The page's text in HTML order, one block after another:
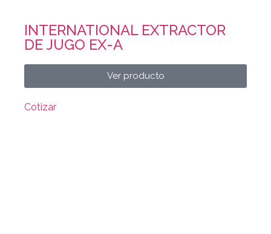
INTERNATIONAL EXTRACTOR
DE JUGO EX-A
Ver producto
Cotizar